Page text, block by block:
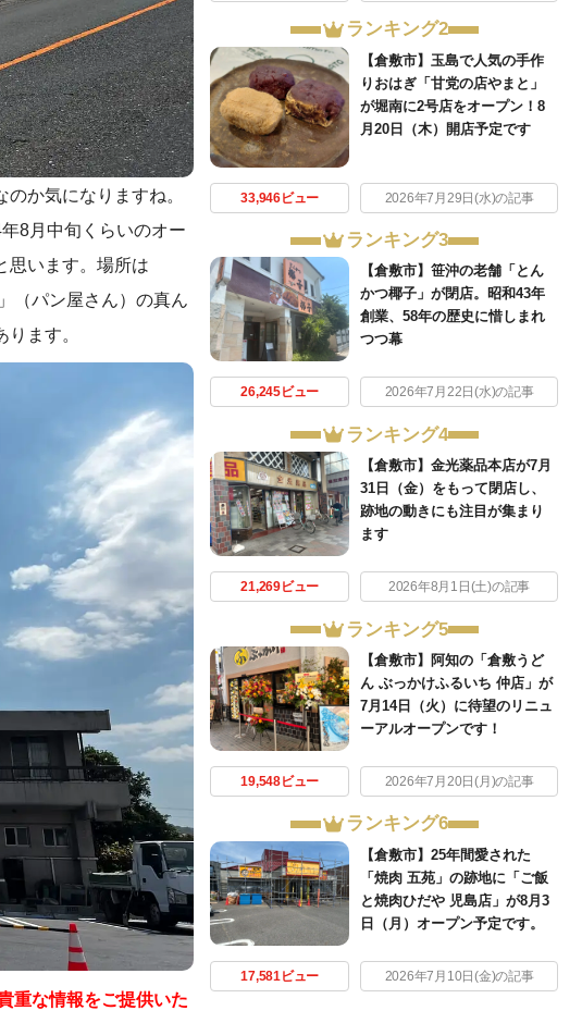
か気になりますね。
8月中旬くらいのオー
思います。場所は
（パン屋さん）の真ん
ます。
重な情報をご提供いた
ランキング2
【倉敷市】玉島で人気の手作
りおはぎ「甘党の店やまと」
が堀南に2号店をオープン！8
月20日（木）開店予定です
33,946ビュー 2026年7月29日(水)の記事
ランキング3
【倉敷市】笹沖の老舗「とん
かつ椰子」が閉店。昭和43年
創業、58年の歴史に惜しまれ
つつ幕
26,245ビュー 2026年7月22日(水)の記事
ランキング4
【倉敷市】金光薬品本店が7月
31日（金）をもって閉店し、
跡地の動きにも注目が集まり
ます
21,269ビュー 2026年8月1日(土)の記事
ランキング5
【倉敷市】阿知の「倉敷うど
ん ぶっかけふるいち 仲店」が
7月14日（火）に待望のリニュ
ーアルオープンです！
19,548ビュー 2026年7月20日(月)の記事
ランキング6
【倉敷市】25年間愛された
「焼肉 五苑」の跡地に「ご飯
と焼肉ひだや 児島店」が8月3
日（月）オープン予定です。
17,581ビュー 2026年7月10日(金)の記事